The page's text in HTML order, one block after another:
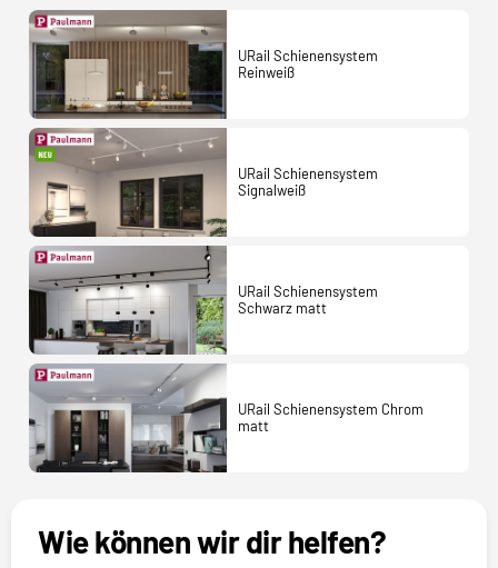
URail Schienensystem
Reinweiß
URail Schienensystem
Signalweiß
URail Schienensystem
Schwarz matt
URail Schienensystem Chrom
matt
Wie können wir dir helfen?